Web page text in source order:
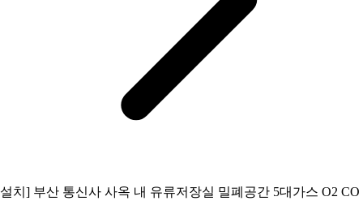
설치] 부산 통신사 사옥 내 유류저장실 밀폐공간 5대가스 O2 CO